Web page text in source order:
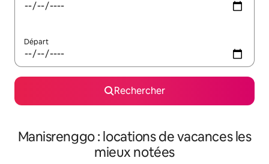
Départ
Rechercher
Manisrenggo : locations de vacances les
mieux notées